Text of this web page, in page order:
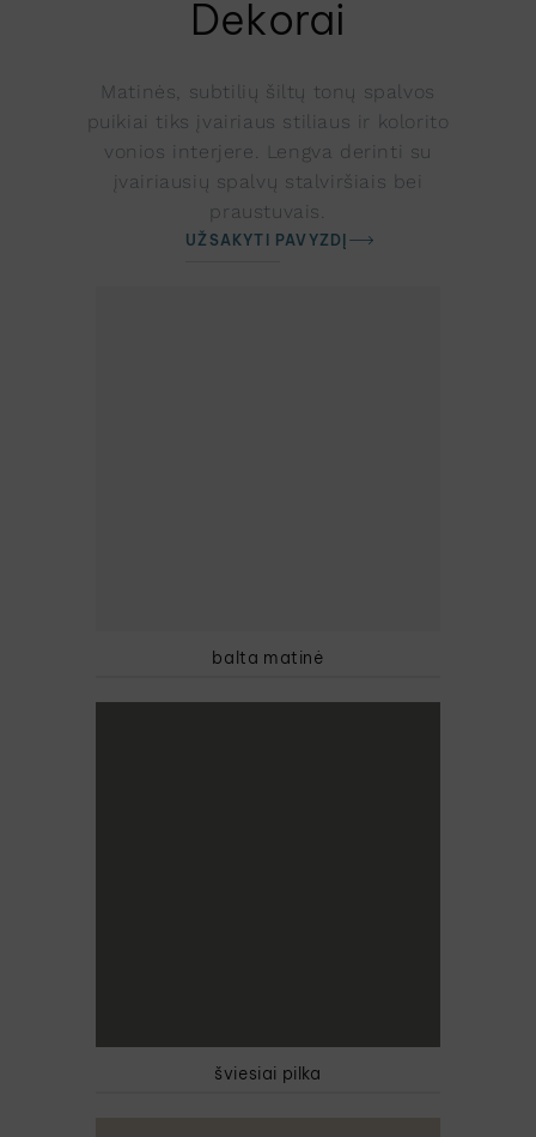
Dekorai
Matinės, subtilių šiltų tonų spalvos
puikiai tiks įvairiaus stiliaus ir kolorito
vonios interjere. Lengva derinti su
įvairiausių spalvų stalviršiais bei
praustuvais.
balta matinė
šviesiai pilka
UŽSAKYTI PAVYZDĮ